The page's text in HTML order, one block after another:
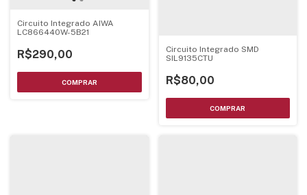
Circuito Integrado AIWA
LC866440W-5B21
R$290,00
Circuito Integrado SMD
SIL9135CTU
R$80,00